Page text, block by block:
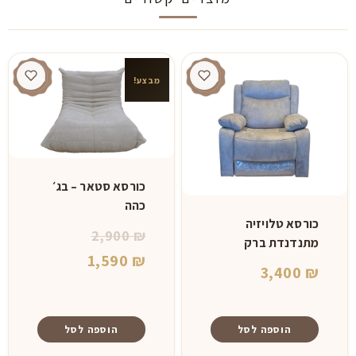
כורסא טלויזיה
מתנדנדת ברק
3,400 ₪
הוספה לסל
מבצע!
כורסא סטאר – בג׳
כהה
2,900₪
המחיר
המקורי1,590 ₪
1,590 ₪.
הוספה לסל